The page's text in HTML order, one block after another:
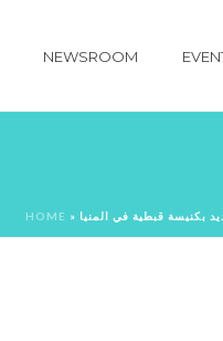
NEWSROOM
HOME » بكنيسة قبطية في المنيا